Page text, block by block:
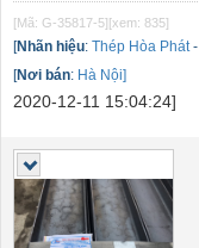
[Mã: G-35817-5][xem: 835]
[Nhãn hiệu: Thép Hòa Phát-
[Nơi bán: Hà Nội]
2020-12-11 15:04:24]